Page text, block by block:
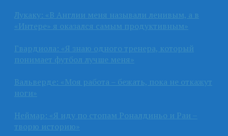
Лукаку: «В Англии меня называли ленивым, а в
«Интере» я оказался самым продуктивным»
Гвардиола: «Я знаю одного тренера, который
понимает футбол лучше меня»
Вальверде: «Моя работа – бежать, пока не откажут
ноги»
Неймар: «Я иду по стопам Роналдиньо и Раи –
творю историю»